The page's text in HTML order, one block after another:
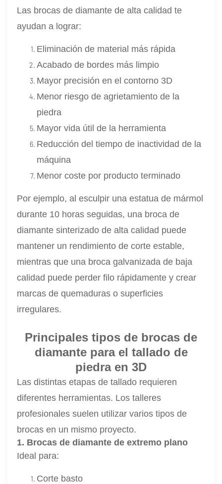
Las brocas de diamante de alta calidad te
ayudan a lograr:
Eliminación de material más rápida
Acabado de bordes más limpio
Mayor precisión en el contorno 3D
Menor riesgo de agrietamiento de la
piedra
Mayor vida útil de la herramienta
Reducción del tiempo de inactividad de la
máquina
Menor coste por producto terminado
Por ejemplo, al esculpir una estatua de mármol
durante 10 horas seguidas, una broca de
diamante sinterizado de alta calidad puede
mantener un rendimiento de corte estable,
mientras que una broca galvanizada de baja
calidad puede perder filo rápidamente y crear
marcas de quemaduras o superficies
irregulares.
Principales tipos de brocas de
diamante para el tallado de
piedra en 3D
Las distintas etapas de tallado requieren
diferentes herramientas. Los talleres
profesionales suelen utilizar varios tipos de
brocas en un mismo proyecto.
1. Brocas de diamante de extremo plano
Ideal para:
Corte basto